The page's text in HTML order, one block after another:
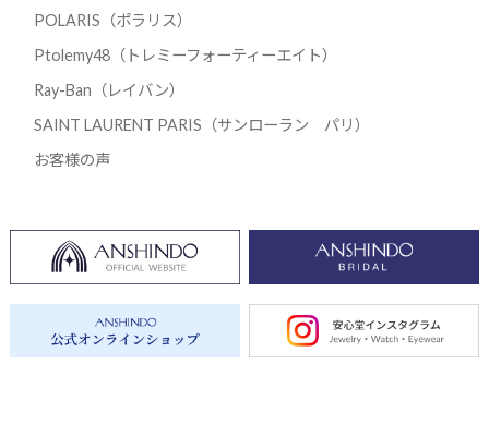
POLARIS（ポラリス）
Ptolemy48（トレミーフォーティーエイト）
Ray-Ban（レイバン）
SAINT LAURENT PARIS（サンローラン パリ）
お客様の声